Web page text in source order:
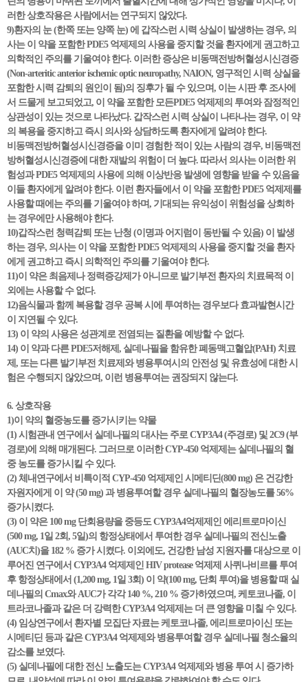
러한 상호작용은 사람에서는 연구되지 않았다.
9)환자의 눈 (한쪽 또는 양쪽 눈) 에 갑작스런 시력 상실이 발생하는 경우, 의
사는 이 약을 포함한 PDE5 억제제의 사용을 중지할 것을 환자에게 권고하고
의학적인 주의를 기울여야 한다. 이러한 증상은 비동맥전방허혈성시신경증
(Non-arteritic anterior ischemic optic neuropathy, NAION, 영구적인 시력 상실을
포함한 시력 감퇴의 원인이 됨)의 징후가 될 수 있으며, 이는 시판 후 조사에
서 드물게 보고되었고, 이 약을 포함한 모든PDE5 억제제의 투여와 잠정적인
상관성이 있는 것으로 나타났다. 갑작스런 시력 상실이 나타나는 경우, 이 약
의 복용을 중지하고 즉시 의사와 상담하도록 환자에게 알려야 한다.
비동맥전방허혈성시신경증을 이미 경험한 적이 있는 사람의 경우, 비동맥전
방허혈성시신경증에 대한 재발의 위험이 더 높다. 따라서 의사는 이러한 위
험성과 PDE5 억제제의 사용에 의해 이상반응 발생에 영향을 받을 수 있음을
이들 환자에게 알려야 한다. 이런 환자들에서 이 약을 포함한 PDE5 억제제를
사용할 때에는 주의를 기울여야 하며, 기대되는 유익성이 위험성을 상회하
는 경우에만 사용해야 한다.
10)갑작스런 청력감퇴 또는 난청 (이명과 어지럼이 동반될 수 있음) 이 발생
하는 경우, 의사는 이 약을 포함한 PDE5 억제제의 사용을 중지할 것을 환자
에게 권고하고 즉시 의학적인 주의를 기울여야 한다.
11)이 약은 최음제나 정력증강제가 아니므로 발기부전 환자의 치료목적 이
외에는 사용할 수 없다.
12)음식물과 함께 복용할 경우 공복 시에 투여하는 경우보다 효과발현시간
이 지연될 수 있다.
13) 이 약의 사용은 성관계로 전염되는 질환을 예방할 수 없다.
14) 이 약과 다른 PDE5저해제, 실데나필을 함유한 폐동맥고혈압(PAH) 치료
제, 또는 다른 발기부전 치료제와 병용투여시의 안전성 및 유효성에 대한 시
험은 수행되지 않았으며, 이런 병용투여는 권장되지 않는다.
6. 상호작용
1)이 약의 혈중농도를 증가시키는 약물
(1) 시험관내 연구에서 실데나필의 대사는 주로 CYP3A4 (주경로) 및 2C9 (부
경로)에 의해 매개된다. 그러므로 이러한 CYP-450 억제제는 실데나필의 혈
중 농도를 증가시킬 수 있다.
(2) 체내연구에서 비특이적 CYP-450 억제제인 시메티딘(800 mg) 은 건강한
자원자에게 이 약 (50 mg) 과 병용투여할 경우 실데나필의 혈장농도를 56%
증가시켰다.
(3) 이 약은 100 mg 단회용량을 중등도 CYP3A4억제제인 에리트로마이신
(500 mg, 1일 2회, 5일)의 항정상태에서 투여한 경우 실데나필의 전신노출
(AUC치)을 182 % 증가 시켰다. 이외에도, 건강한 남성 지원자를 대상으로 이
루어진 연구에서 CYP3A4 억제제인 HIV protease 억제제 사퀴나비르를 투여
후 항정상태에서 (1,200 mg, 1일 3회) 이 약(100 mg, 단회 투여)을 병용할 때 실
데나필의 Cmax와 AUC가 각각 140 %, 210 % 증가하였으며, 케토코나졸, 이
트라코나졸과 같은 더 강력한 CYP3A4 억제제는 더 큰 영향을 미칠 수 있다.
(4) 임상연구에서 환자별 모집단 자료는 케토코나졸, 에리트로마이신 또는
시메티딘 등과 같은 CYP3A4 억제제와 병용투여할 경우 실데나필 청소율의
감소를 보였다.
(5) 실데나필에 대한 전신 노출도는 CYP3A4 억제제와 병용 투여 시 증가하